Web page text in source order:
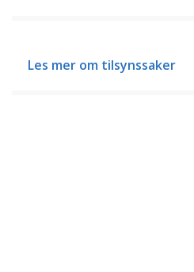
Les mer om tilsynssaker